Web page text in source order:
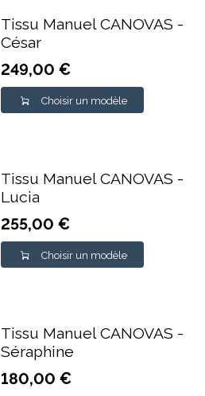
Tissu Manuel CANOVAS -
César
249,00 €
Choisir un modèle
Tissu Manuel CANOVAS -
Lucia
255,00 €
Choisir un modèle
Tissu Manuel CANOVAS -
Séraphine
180,00 €